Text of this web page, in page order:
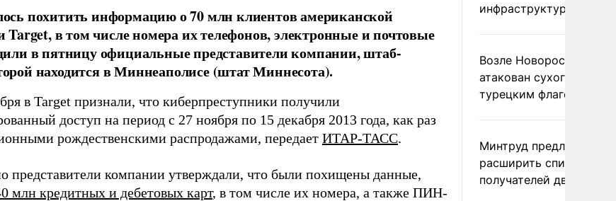
похитить информацию о 70 млн клиентов американской
Target, в том числе номера их телефонов, электронные и почтовые
в пятницу официальные представители компании, штаб-
находится в Миннеаполисе (штат Миннесота).
в Target признали, что киберпреступники получили
доступ на период с 27 ноября по 15 декабря 2013 года, как раз
рождественскими распродажами, передает ИТАР-ТАСС.
представители компании утверждали, что были похищены данные,
млн кредитных и дебетовых карт, в том числе их номера, а также ПИН-
инфраструктуры
Возле Новороссийска
атакован сухогруз под
турецким флагом
Минтруд предложил
расширить список
получателей двух